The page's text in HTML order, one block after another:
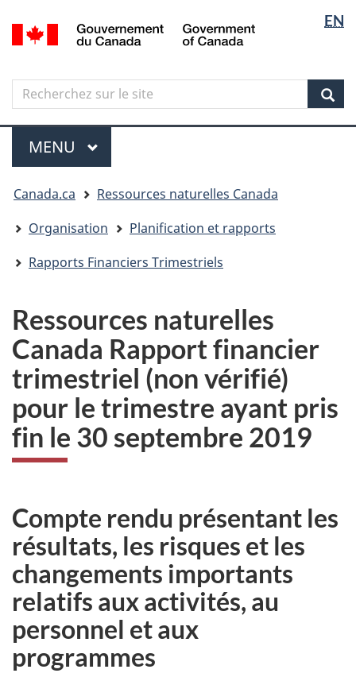
Aller
au
principal
Skip
to
government"
Passer
à
version
simplifiée
langue
EN
Canada
Search
Recherchez
sur
le
site
Menu
MENU PRINCIPAL
êtes
ici
Canada.ca
Ressources naturelles Canada
Organisation
Planification et rapports
Rapports Financiers Trimestriels
Ressources naturelles
Canada Rapport financier
trimestriel (non vérifié)
pour le trimestre ayant pris
fin le 30 septembre 2019
Compte rendu présentant les
résultats, les risques et les
changements importants
relatifs aux activités, au
personnel et aux
programmes